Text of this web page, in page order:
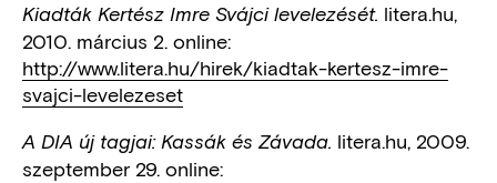
Kiadták Kertész Imre Svájci levelezését. litera.hu,
2010. március 2. online:
http://www.litera.hu/hirek/kiadtak-kertesz-imre-
svajci-levelezeset
A DIA új tagjai: Kassák és Závada. litera.hu, 2009.
szeptember 29. online: